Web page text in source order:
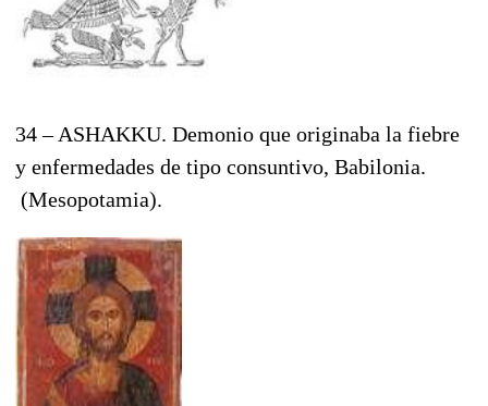
34 – ASHAKKU. Demonio que originaba la fiebre
y enfermedades de tipo consuntivo, Babilonia.
(Mesopotamia).